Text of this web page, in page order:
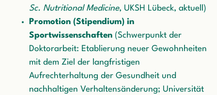
Sc. Nutritional Medicine, UKSH Lübeck, aktuell)
Promotion (Stipendium) in
Sportwissenschaften (Schwerpunkt der
Doktorarbeit: Etablierung neuer Gewohnheiten
mit dem Ziel der langfristigen
Aufrechterhaltung der Gesundheit und
nachhaltigen Verhaltensänderung; Universität